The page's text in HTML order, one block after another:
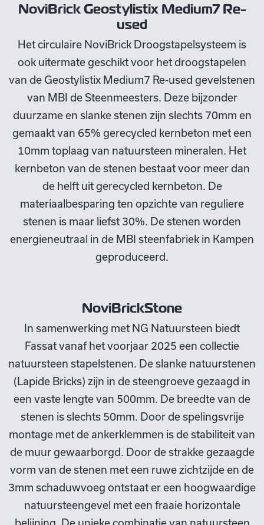
NoviBrick Geostylistix Medium7 Re-
used
Het circulaire NoviBrick Droogstapelsysteem is
ook uitermate geschikt voor het droogstapelen
van de Geostylistix Medium7 Re-used gevelstenen
van MBI de Steenmeesters. Deze bijzonder
duurzame en slanke stenen zijn slechts 70mm en
gemaakt van 65% gerecycled kernbeton met een
10mm toplaag van natuursteen mineralen. Het
kernbeton van de stenen bestaat voor meer dan
de helft uit gerecycled kernbeton. De
materiaalbesparing ten opzichte van reguliere
stenen is maar liefst 30%. De stenen worden
energieneutraal in de MBI steenfabriek in Kampen
geproduceerd.
NoviBrickStone
In samenwerking met NG Natuursteen biedt
Fassat vanaf het voorjaar 2025 een collectie
natuursteen stapelstenen. De slanke natuurstenen
(Lapide Bricks) zijn in de steengroeve gezaagd in
een vaste lengte van 500mm. De breedte van de
stenen is slechts 50mm. Door de spelingsvrije
montage met de ankerklemmen is de stabiliteit van
de muur gewaarborgd. Door de strakke gezaagde
vorm van de stenen met een ruwe zichtzijde en de
3mm schaduwvoeg ontstaat er een hoogwaardige
natuursteengevel met een fraaie horizontale